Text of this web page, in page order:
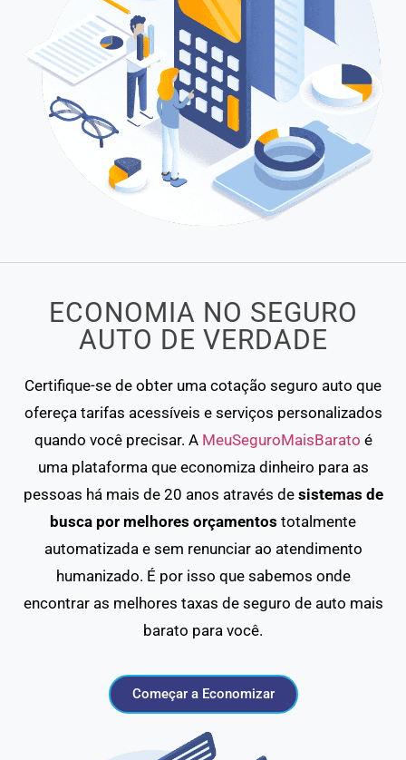
ECONOMIA NO SEGURO
AUTO DE VERDADE
Certifique-se de obter uma cotação seguro auto que
ofereça tarifas acessíveis e serviços personalizados
quando você precisar. A MeuSeguroMaisBarato é
uma plataforma que economiza dinheiro para as
pessoas há mais de 20 anos através de sistemas de
busca por melhores orçamentos totalmente
automatizada e sem renunciar ao atendimento
humanizado. É por isso que sabemos onde
encontrar as melhores taxas de seguro de auto mais
barato para você.
Começar a Economizar